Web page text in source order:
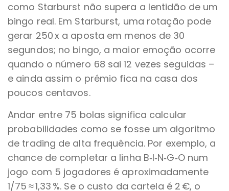
como Starburst não supera a lentidão de um
bingo real. Em Starburst, uma rotação pode
gerar 250 x a aposta em menos de 30
segundos; no bingo, a maior emoção ocorre
quando o número 68 sai 12 vezes seguidas –
e ainda assim o prémio fica na casa dos
poucos centavos.
Andar entre 75 bolas significa calcular
probabilidades como se fosse um algoritmo
de trading de alta frequência. Por exemplo, a
chance de completar a linha B‑I‑N‑G‑O num
jogo com 5 jogadores é aproximadamente
1/75 ≈ 1,33 %. Se o custo da cartela é 2 €, o